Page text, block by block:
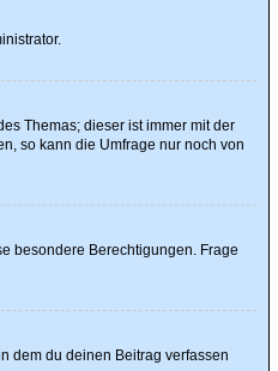
Themas; dieser ist immer mit der
so kann die Umfrage nur noch von
besondere Berechtigungen. Frage
dem du deinen Beitrag verfassen